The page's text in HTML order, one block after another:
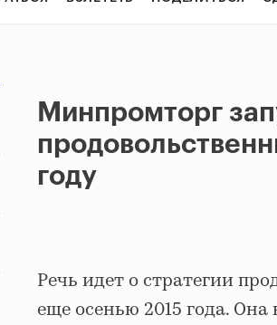
Минпромторг
году
Речь идет о стратегии
еще осенью 2015 года.